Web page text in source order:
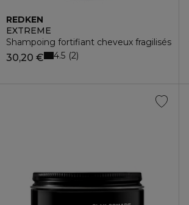
secs, bouclés à crépus
REDKEN
EXTREME
Shampoing fortifiant cheveux fragilisés
30,20 € 4.5 2